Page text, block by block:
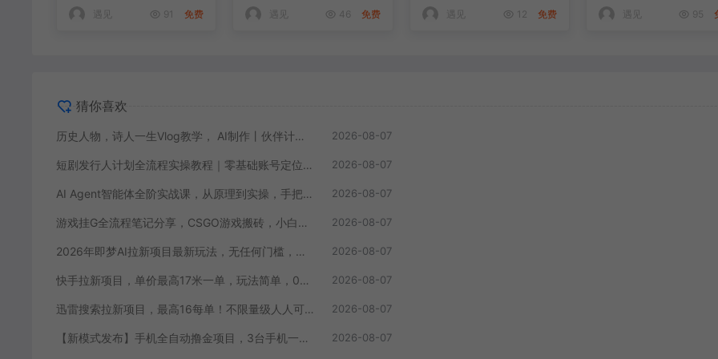
抓紧做遇见 91 免费
出单变现课
遇见 46 免费 遇见 12 免费 遇见 95
猜你喜欢
历史人物，诗人一生Vlog教学， AI制作丨伙伴计划丨精选收益丨商单收徒 ，新领域红利期，抓紧做 2026-08-07
短剧发行人计划全流程实操教程｜零基础账号定位、选剧剪辑、视频制作、发布优化一站式出单变现课 2026-08-07
AI Agent智能体全阶实战课，从原理到实操，手把手搭建可自动运行的AI Agent 2026-08-07
游戏挂G全流程笔记分享，CSGO游戏搬砖，小白看了当天学会见收益【揭秘】 2026-08-07
2026年即梦AI拉新项目最新玩法，无任何门槛，操作非常简单，人人都可做，拉新佣金最高13米每单（更新08月07日） 2026-08-07
快手拉新项目，单价最高17米一单，玩法简单，0基础也能轻松上手（更新08月07日） 2026-08-07
迅雷搜索拉新项目，最高16每单！不限量级人人可冲，零门槛上手（更新0807） 2026-08-07
【新模式发布】手机全自动撸金项目，3台手机一天200+，保姆级教程及全套工具【揭秘】 2026-08-07